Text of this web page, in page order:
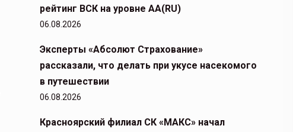
рейтинг ВСК на уровне АА(RU)
06.08.2026
Эксперты «Абсолют Страхование»
рассказали, что делать при укусе насекомого
в путешествии
06.08.2026
Красноярский филиал СК «МАКС» начал